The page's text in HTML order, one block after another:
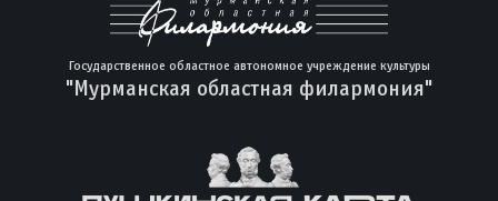
Государственное областное автономное учреждение культуры
"Мурманская областная филармония"